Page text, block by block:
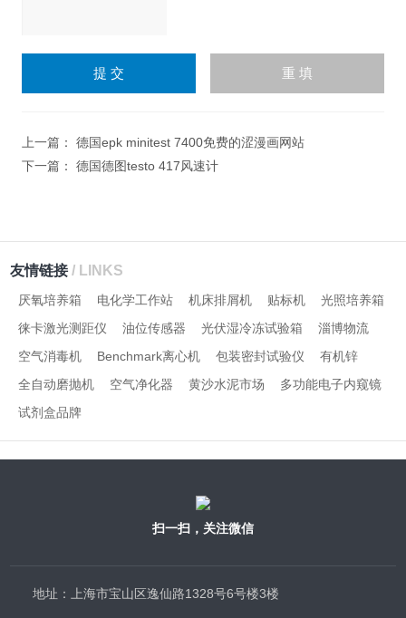
上一篇： 德国epk minitest 7400免费的涩漫画网站
下一篇： 德国德图testo 417风速计
友情链接/ LINKS
厌氧培养箱 电化学工作站 机床排屑机 贴标机
光照培养箱
徕卡激光测距仪
油位传感器 光伏湿冷冻试验箱
淄博物流
空气消毒机
Benchmark离心机 包装密封试验仪
有机锌
全自动磨抛机
空气净化器 黄沙水泥市场
多功能电子内窥镜
试剂盒品牌
扫一扫，关注微信
地址：上海市宝山区逸仙路1328号6号楼3楼